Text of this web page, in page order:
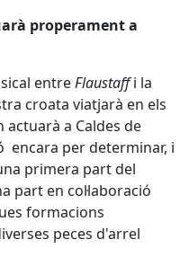
properament a
entreFlaustaffi la
croata viatjarà en els
actuarà a Caldes de
per determinar, i
primera part del
part en col·laboració
formacions
peces d'arrel